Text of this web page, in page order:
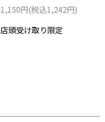
1,150円(税込1,242円)
店頭受け取り限定